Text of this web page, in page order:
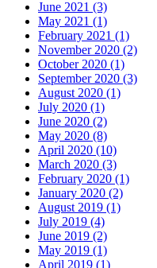
June 2021 (3)
May 2021 (1)
February 2021 (1)
November 2020 (2)
October 2020 (1)
September 2020 (3)
August 2020 (1)
July 2020 (1)
June 2020 (2)
May 2020 (8)
April 2020 (10)
March 2020 (3)
February 2020 (1)
January 2020 (2)
August 2019 (1)
July 2019 (4)
June 2019 (2)
May 2019 (1)
April 2019 (1)